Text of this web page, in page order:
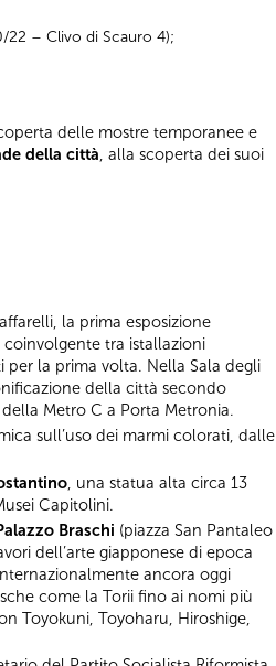
22 – Clivo di Scauro 4);
delle mostre temporanee e
della città, alla scoperta dei suoi
la prima esposizione
tra istallazioni
la prima volta. Nella Sala degli
della città secondo
Metro C a Porta Metronia.
sull’uso dei marmi colorati, dalle
, una statua alta circa 13
Capitolini.
Braschi (piazza San Pantaleo
dell’arte giapponese di epoca
ancora oggi
come la Torii fino ai nomi più
Toyokuni, Toyoharu, Hiroshige,